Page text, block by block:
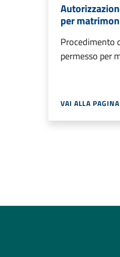
per
Procedimento
permesso per
VAI ALLA PAGINA